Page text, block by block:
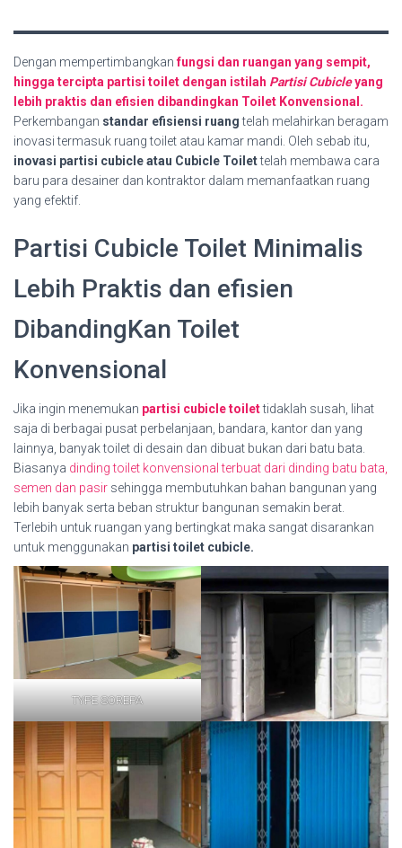
Dengan mempertimbangkanfungsi dan ruangan yang sempit,
hingga tercipta partisi toilet dengan istilah Partisi Cubicleyang
lebih praktis dan efisien dibandingkan Toilet Konvensional.
Perkembangan standar efisiensi ruangtelah melahirkan beragam
inovasi termasuk ruang toilet atau kamar mandi. Oleh sebab itu,
inovasi partisi cubicle atau Cubicle Toilettelah membawa cara
baru para desainer dan kontraktor dalam memanfaatkan ruang
yang efektif.
Partisi Cubicle Toilet Minimalis
Lebih Praktis dan efisien
DibandingKan Toilet
Konvensional
Jika ingin menemukan partisi cubicle toilettidaklah susah, lihat
saja di berbagai pusat perbelanjaan, bandara, kantor dan yang
lainnya, banyak toilet di desain dan dibuat bukan dari batu bata.
Biasanya dinding toilet konvensional terbuat dari dinding batu bata,
semen dan pasir sehingga membutuhkan bahan bangunan yang
lebih banyak serta beban struktur bangunan semakin berat.
Terlebih untuk ruangan yang bertingkat maka sangat disarankan
untuk menggunakan partisi toilet cubicle.
TYPE SOREPA